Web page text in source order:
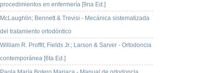
procedimientos en enfermería [9na Ed.]
McLaughlin; Bennett & Trevisi - Mecánica sistematizada
del tratamiento ortodóntico
William R. Proffit; Fields Jr.; Larson & Sarver - Ortodoncia
contemporánea [6ta Ed.]